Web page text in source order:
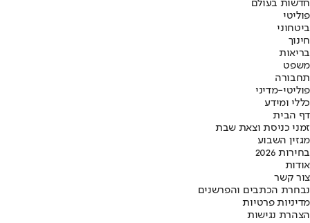
חדשות בעולם
פוליטי
ביטחוני
חינוך
בריאות
משפט
תחבורה
פוליטי-מדיני
כללי ומידע
דף הבית
זמני כניסת וצאת שבת
מגזין השבוע
בחירות 2026
אודות
צור קשר
נבחרת הכתבים והפרשנים
מדיניות פרטיות
הצהרת נגישות